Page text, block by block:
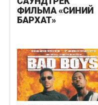
ФИЛЬМА «СИНИЙ
БАРХАТ»